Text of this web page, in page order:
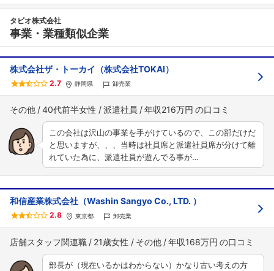
タビオ株式会社
事業・業種類似企業
株式会社ザ・トーカイ（株式会社TOKAI）
2.7 静岡県 卸売業
その他 40代前半女性 派遣社員 年収216万円
この会社は沢山の事業を手がけているので、この部だけだ
と思いますが、、、当時は社員席と派遣社員席が分けて離
れていた為に、派遣社員が遊んでる事が…
和信産業株式会社（Washin Sangyo Co., LTD. ）
2.8 東京都 卸売業
店舗スタッフ関連職 21歳女性 その他 年収168万円
部長が（現在いるかはわからない）かなり古い考えの方